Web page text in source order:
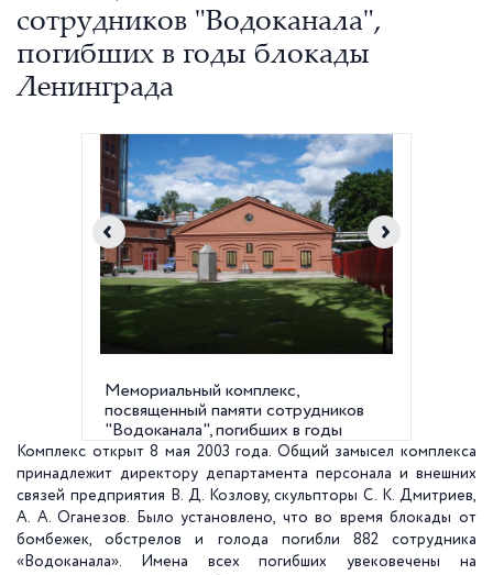
сотрудников "Водоканала",
погибших в годы блокады
Ленинграда
Мемориальный комплекс,
посвященный памяти сотрудников
"Водоканала", погибших в годы
блокады Ленинграда
Комплекс открыт 8 мая 2003 года. Общий замысел комплекса
принадлежит директору департамента персонала и внешних
связей предприятия В. Д. Козлову, скульпторы С. К. Дмитриев,
А. А. Оганезов. Было установлено, что во время блокады от
бомбежек, обстрелов и голода погибли 882 сотрудника
«Водоканала». Имена всех погибших увековечены на